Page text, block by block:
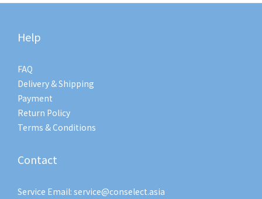
Help
FAQ
Delivery & Shipping
Payment
Return Policy
Terms & Conditions
Contact
Service Email: service@conselect.asia